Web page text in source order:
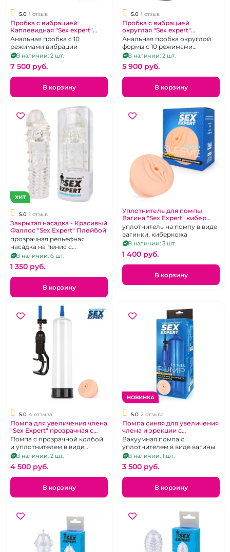
5.0 1 отзыв
Пробка с вибрацией
Каплевидная "Sex expert"
Premium
Анальная пробка с 10
режимами вибрации
В наличии: 2 шт.
7 500 pуб.
В корзину
5.0 1 отзыв
Пробка с вибрацией
округлая "Sex expert"
Premium
Анальная пробка округлой
формы с 10 режимами
вибрации
В наличии: 2 шт.
5 900 pуб.
В корзину
ХИТ
5.0 1 отзыв
Закрытая насадка - Красивый
Фаллос "Sex Expert" Плейбой
прозрачная рельефная
насадка на пенис с
увеличением
В наличии: 6 шт.
1 350 pуб.
В корзину
Уплотнитель для помпы
Вагина "Sex Expert" кибер
кожа
уплотнитель на помпу в виде
вагинки, киберкожа
В наличии: 3 шт.
1 400 pуб.
В корзину
5.0 4 отзыва
Помпа для увеличения члена
"Sex Expert" прозрачная с
уплотнителем
Помпа с прозрачной колбой
и уплотнителем в виде
вагины.
В наличии: 2 шт.
4 500 pуб.
В корзину
НОВИНКА
5.0 2 отзыва
Помпа синяя для увеличения
члена и эрекции с
уплотнителем "Sex Expert"
Вакуумная помпа с
уплотнителем в виде вагины
В наличии: 1 шт.
3 500 pуб.
В корзину